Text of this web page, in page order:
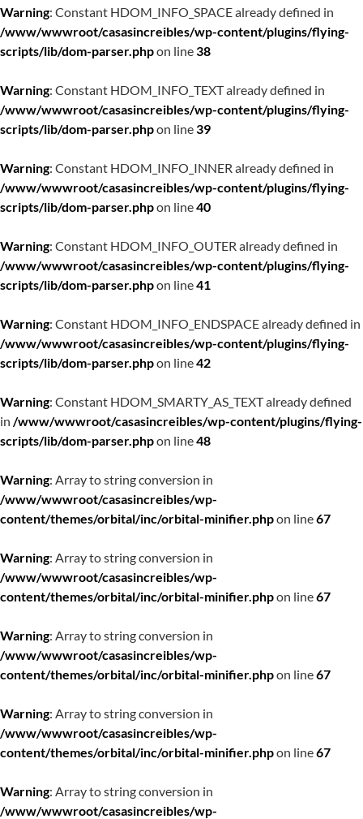
Warning: Constant HDOM_INFO_SPACE already defined in
/www/wwwroot/casasincreibles/wp-content/plugins/flying-
scripts/lib/dom-parser.phpon line38
Warning: Constant HDOM_INFO_TEXT already defined in
/www/wwwroot/casasincreibles/wp-content/plugins/flying-
scripts/lib/dom-parser.phpon line39
Warning: Constant HDOM_INFO_INNER already defined in
/www/wwwroot/casasincreibles/wp-content/plugins/flying-
scripts/lib/dom-parser.phpon line40
Warning: Constant HDOM_INFO_OUTER already defined in
/www/wwwroot/casasincreibles/wp-content/plugins/flying-
scripts/lib/dom-parser.phpon line41
Warning: Constant HDOM_INFO_ENDSPACE already defined in
/www/wwwroot/casasincreibles/wp-content/plugins/flying-
scripts/lib/dom-parser.phpon line42
Warning: Constant HDOM_SMARTY_AS_TEXT already defined
in /www/wwwroot/casasincreibles/wp-content/plugins/flying-
scripts/lib/dom-parser.phpon line48
Warning: Array to string conversion in
/www/wwwroot/casasincreibles/wp-
content/themes/orbital/inc/orbital-minifier.phpon line67
Warning: Array to string conversion in
/www/wwwroot/casasincreibles/wp-
content/themes/orbital/inc/orbital-minifier.phpon line67
Warning: Array to string conversion in
/www/wwwroot/casasincreibles/wp-
content/themes/orbital/inc/orbital-minifier.phpon line67
Warning: Array to string conversion in
/www/wwwroot/casasincreibles/wp-
content/themes/orbital/inc/orbital-minifier.phpon line67
Warning: Array to string conversion in
/www/wwwroot/casasincreibles/wp-